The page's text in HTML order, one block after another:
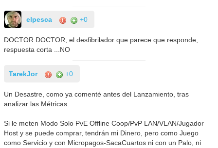
elpesca +0
DOCTOR DOCTOR, el desfibrilador que parece que responde,
respuesta corta ...NO
TarekJor +0
Un Desastre, como ya comenté antes del Lanzamiento, tras
analizar las Métricas.
Si le meten Modo Solo PvE Offline Coop/PvP LAN/VLAN/Jugador
Host y se puede comprar, tendrán mi Dinero, pero como Juego
como Servicio y con Micropagos-SacaCuartos ni con un Palo, ni